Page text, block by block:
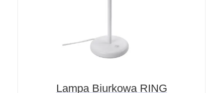
Lampa Biurkowa RING